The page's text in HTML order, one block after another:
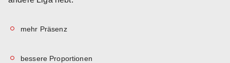
mehr Präsenz
bessere Proportionen